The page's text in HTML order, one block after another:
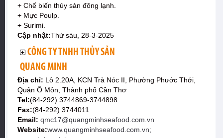
+ Chế biến thủy sản đông lạnh.
+ Mực Poulp.
+ Surimi.
Cập nhật:Thứ sáu, 28-3-2025
CÔNG TY TNHH THỦY SẢN
QUANG MINH
Địa chỉ: Lô 2.20A, KCN Trà Nóc II, Phường Phước Thới,
Quận Ô Môn, Thành phố Cần Thơ
Tel:(84-292) 3744869-3744898
Fax:(84-292) 3744011
Email: qmc17@quangminhseafood.com.vn
Website:www.quangminhseafood.com.vn;